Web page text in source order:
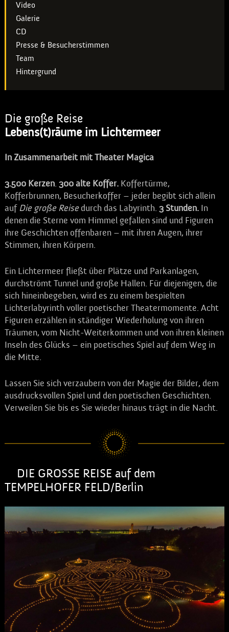
Video
Galerie
CD
Presse & Besucherstimmen
Team
Hintergrund
Die große Reise
Lebens(t)räume im Lichtermeer
In Zusammenarbeit mit Theater Magica
3.500Kerzen. 300 alte Koffer.Koffertürme,
Kofferbrunnen, Besucherkoffer – jeder begibt sich allein
aufDie große Reisedurch das Labyrinth. 3 Stunden.In
denen die Sterne vom Himmel gefallen sind und Figuren
ihre Geschichten offenbaren – mit ihren Augen, ihrer
Stimmen, ihren Körpern.
Ein Lichtermeer fließt über Plätze und Parkanlagen,
durchströmt Tunnel und große Hallen. Für diejenigen, die
sich hineinbegeben, wird es zu einem bespielten
Lichterlabyrinth voller poetischer Theatermomente. Acht
Figuren erzählen in ständiger Wiederholung von ihren
Träumen, vom Nicht-Weiterkommen und von ihren kleinen
Inseln des Glücks – ein poetisches Spiel auf dem Weg in
die Mitte.
Lassen Sie sich verzaubern von der Magie der Bilder, dem
ausdrucksvollen Spiel und den poetischen Geschichten.
Verweilen Sie bis es Sie wieder hinaus trägt in die Nacht.
DIE GROSSE REISE auf dem
TEMPELHOFER FELD/Berlin